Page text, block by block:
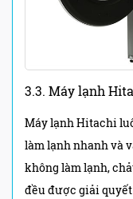
3.3. Máy lạnh
Máy lạnh Hitachi
làm lạnh nhanh và
không làm lạnh,
đều được giải